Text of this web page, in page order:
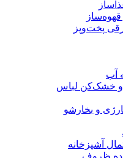
پخت‌وپز
آب
و خشک‌کن لباس
و بخارشو
آشپزخانه